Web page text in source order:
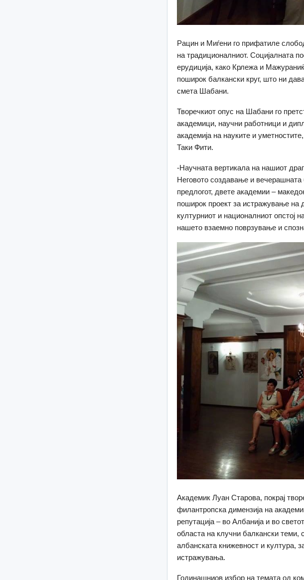
Рацин и Миѓени го прифатиле
на традиционалниот. Социјалната
ерудиција, како Крлежа и
поширок балкански круг, што ни
смета Шабани.
Творечкиот опус на Шабани го
академици, научни работници и
академија на науките и
Таки Фити.
-Научната вертикала на нашиот
Неговото создавање и
предлогот, двете академии –
поширок проект за истражување на
културниот и националниот опстој
нашето взаемно поврзување и
Академик Луан Старова, покрај
филантропска димензија на
репутација – во Албанија и во
областа на клучни балкански теми,
албанската книжевност и култура,
истражувања.
Годинашниов избор на темата од